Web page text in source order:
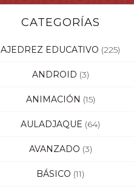
CATEGORÍAS
AJEDREZ EDUCATIVO (225)
ANDROID (3)
ANIMACIÓN (15)
AULADJAQUE (64)
AVANZADO (3)
BÁSICO (11)